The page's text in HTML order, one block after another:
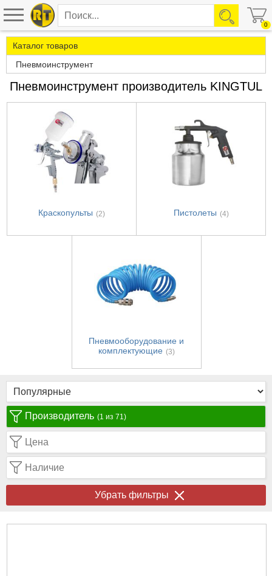
0
Каталог товаров
Пневмоинструмент
Пневмоинструмент производитель KINGTUL
Краскопульты (2) Пистолеты (4)
Пневмооборудование и
комплектующие (3)
Производитель (1 из 71)
Цена
Наличие
Убрать фильтры